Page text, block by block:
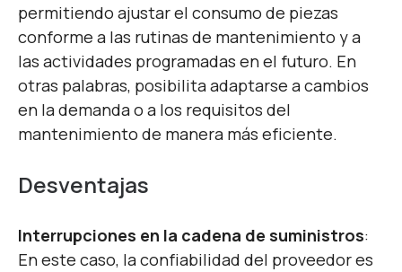
permitiendo ajustar el consumo de piezas
conforme a las rutinas de mantenimiento y a
las actividades programadas en el futuro. En
otras palabras, posibilita adaptarse a cambios
en la demanda o a los requisitos del
mantenimiento de manera más eficiente.
Desventajas
Interrupciones en la cadena de suministros:
En este caso, la confiabilidad del proveedor es